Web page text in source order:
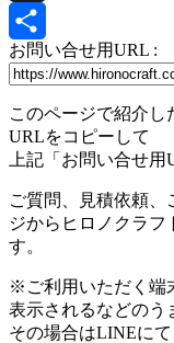
X
共
お問い合せ用URL :
このページで紹介
URLをコピーし
上記「お問い合せ
ご質問、見積依頼、
ジからヒロノクラフ
す。
※ご利用いただく端
表示されるなどのう
その場合はLINEにて